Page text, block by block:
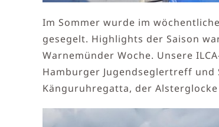
Im Sommer wurde im
gesegelt. Highlights der Saison
Warnemünder Woche. Unsere
Hamburger Jugendseglertreff und
Känguruhregatta, der